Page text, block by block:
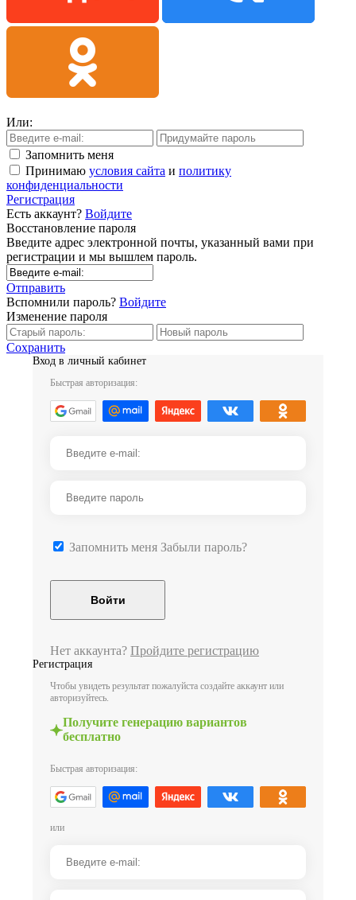
Или:
Запомнить меня
Принимаю условия сайта и политику
конфиденциальности
Регистрация
Есть аккаунт? Войдите
Восстановление пароля
Введите адрес электронной почты, указанный вами при
регистрации и мы вышлем пароль.
Отправить
Вспомнили пароль? Войдите
Изменение пароля
Сохранить
Вход в личный кабинет
Быстрая авторизация:
Запомнить меня Забыли пароль?
Нет аккаунта? Пройдите регистрацию
Регистрация
Чтобы увидеть результат пожалуйста создайте аккаунт или
авторизуйтесь.
Получите генерацию вариантов
бесплатно
Быстрая авторизация:
или